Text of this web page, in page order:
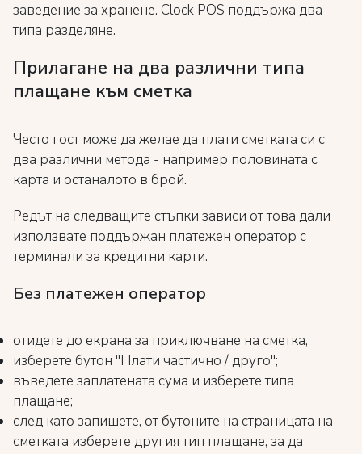
заведение за хранене. Clock POS поддържа два
типа разделяне.
Прилагане на два различни типа
плащане към сметка
Често гост може да желае да плати сметката си с
два различни метода - например половината с
карта и останалото в брой.
Редът на следващите стъпки зависи от това дали
използвате поддържан платежен оператор с
терминали за кредитни карти.
Без платежен оператор
отидете до екрана за приключване на сметка;
изберете бутон "Плати частично / друго";
въведете заплатената сума и изберете типа
плащане;
след като запишете, от бутоните на страницата на
сметката изберете другия тип плащане, за да